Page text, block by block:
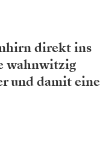
direkt ins
wahnwitzig
und damit eine